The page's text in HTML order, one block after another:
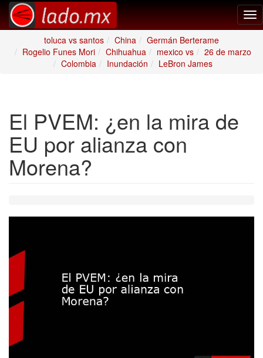
toluca vs santos
China
Germán Berterame
Rogelio Funes Mori
Chihuahua mexico vs
26 de marzo
Colombia
Inundación LeBron James
El PVEM: ¿en la mira de
EU por alianza con
Morena?